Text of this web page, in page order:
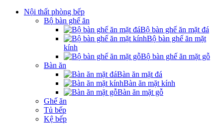
Nội thất phòng bếp
Bộ bàn ghế ăn
Bộ bàn ghế ăn mặt đá
Bộ bàn ghế ăn mặt
kính
Bộ bàn ghế ăn mặt gỗ
Bàn ăn
Bàn ăn mặt đá
Bàn ăn mặt kính
Bàn ăn mặt gỗ
Ghế ăn
Tủ bếp
Kệ bếp